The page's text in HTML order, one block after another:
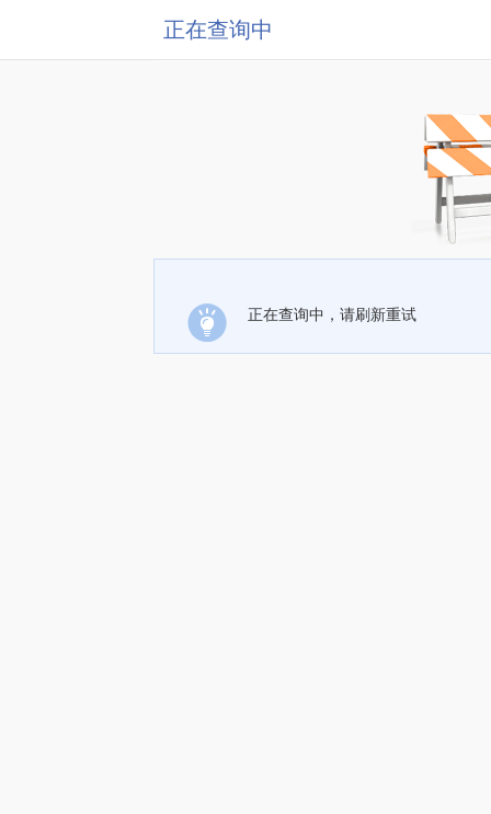
正在查询中
正在查询中，请刷新重试